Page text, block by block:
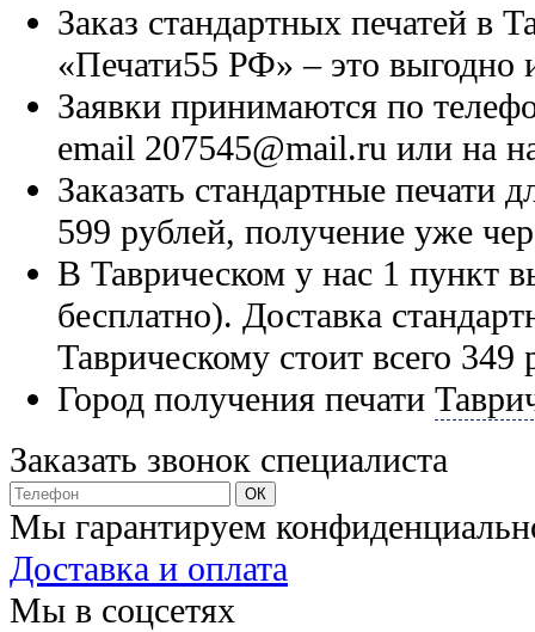
Заказ стандартных печатей в
«Печати55 РФ» – это выгодно
Заявки принимаются по
email 207545@mail.ru или на
Заказать стандартные печати
599 рублей, получение уже
В Таврическом у нас 1 пункт
бесплатно). Доставка
Таврическому стоит всего 349
Город получения печати
Заказать звонок специалиста
Мы гарантируем
Доставка и оплата
Мы в соцсетях